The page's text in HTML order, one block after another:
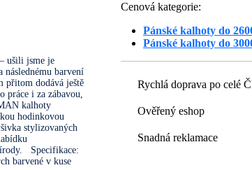
ušili jsme je
barvení
přitom dodává ještě
práce i za zábavou,
kalhoty
hodinkovou
stylizovaných
Specifikace:
barvené v kuse
Cenová kategorie:
Pánské kalhoty do
Pánské kalhoty do
Rychlá doprava po celé
Ověřený eshop
Snadná reklamace